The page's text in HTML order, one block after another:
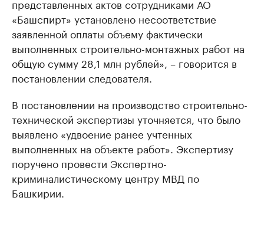
представленных актов сотрудниками АО
«Башспирт» установлено несоответствие
заявленной оплаты объему фактически
выполненных строительно-монтажных работ на
общую сумму 28,1 млн рублей», – говорится в
постановлении следователя.
В постановлении на производство строительно-
технической экспертизы уточняется, что было
выявлено «удвоение ранее учтенных
выполненных на объекте работ». Экспертизу
поручено провести Экспертно-
криминалистическому центру МВД по
Башкирии.